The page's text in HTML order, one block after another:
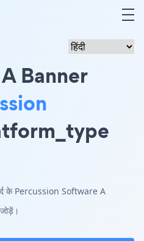
A Banner
के Percussion Software A